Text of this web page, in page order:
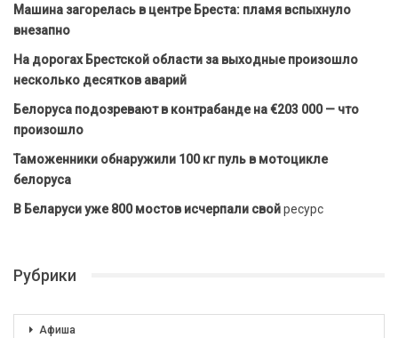
Машина загорелась в центре Бреста: пламя вспыхнуло
внезапно
На дорогах Брестской области за выходные произошло
несколько десятков аварий
Белоруса подозревают в контрабанде на €203 000 — что
произошло
Таможенники обнаружили 100 кг пуль в мотоцикле
белоруса
В Беларуси уже 800 мостов исчерпали свойресурс
Рубрики
Афиша